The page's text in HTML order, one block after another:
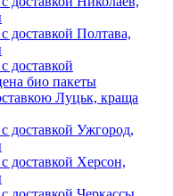
доставкой Полтава,
доставкой
био пакеты
Луцьк, краща
доставкой Ужгород,
доставкой Херсон,